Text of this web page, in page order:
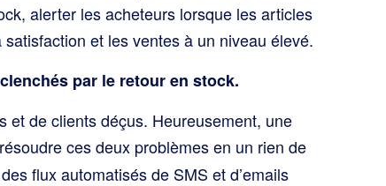
alerter les acheteurs lorsque les articles
et les ventes à un niveau élevé.
par le retour en stock.
et de clients déçus. Heureusement, une
ces deux problèmes en un rien de
flux automatisés de SMS et d’emails